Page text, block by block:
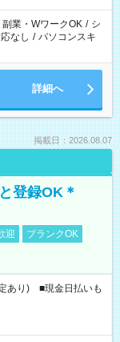
副業・WワークOK / シ
なし / パソコンスキ
詳細へ
掲載日：2026.08.07
登録OK＊
迎
ブランクOK
あり) ■現金日払いも